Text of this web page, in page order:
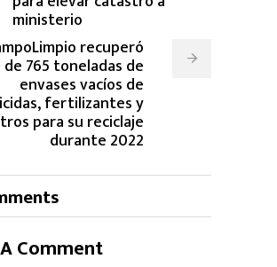
ministerio
recuperó
de 765 toneladas de
envases vacíos de
fertilizantes y
para su reciclaje
durante 2022
Comment